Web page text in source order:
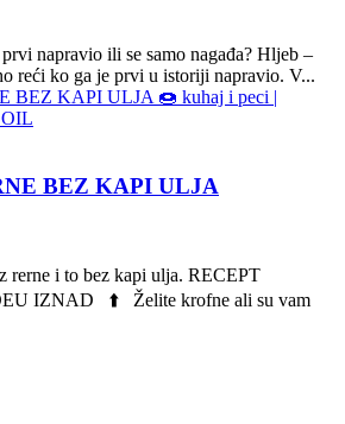
napravio ili se samo nagađa? Hljeb –
reći ko ga je prvi u istoriji napravio. V...
BEZ KAPI ULJA
rerne i to bez kapi ulja. RECEPT
IZNAD ⬆️ Želite krofne ali su vam